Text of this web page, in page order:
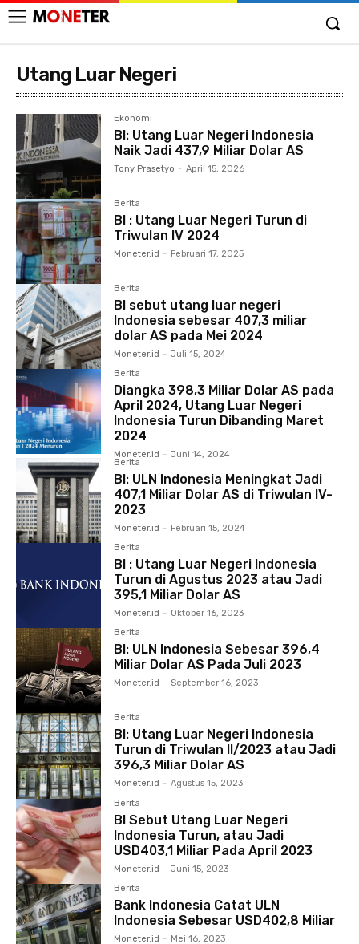
Utang Luar Negeri
Ekonomi
BI: Utang Luar Negeri Indonesia
Naik Jadi 437,9 Miliar Dolar AS
Tony Prasetyo - April 15, 2026
Berita
BI : Utang Luar Negeri Turun di
Triwulan IV 2024
Moneter.id - Februari 17, 2025
Berita
BI sebut utang luar negeri
Indonesia sebesar 407,3 miliar
dolar AS pada Mei 2024
Moneter.id - Juli 15, 2024
Berita
Diangka 398,3 Miliar Dolar AS pada
April 2024, Utang Luar Negeri
Indonesia Turun Dibanding Maret
2024
Moneter.id - Juni 14, 2024
Berita
BI: ULN Indonesia Meningkat Jadi
407,1 Miliar Dolar AS di Triwulan IV-
2023
Moneter.id -
Februari 15, 2024
Berita
BI : Utang Luar Negeri Indonesia
Turun di Agustus 2023 atau Jadi
395,1 Miliar Dolar AS
Moneter.id - Oktober 16, 2023
Berita
BI: ULN Indonesia Sebesar 396,4
Miliar Dolar AS Pada Juli 2023
Moneter.id - September 16, 2023
Berita
BI: Utang Luar Negeri Indonesia
Turun di Triwulan II/2023 atau Jadi
396,3 Miliar Dolar AS
Moneter.id - Agustus 15, 2023
Berita
BI Sebut Utang Luar Negeri
Indonesia Turun, atau Jadi
USD403,1 Miliar Pada April 2023
Moneter.id - Juni 15, 2023
Berita
Bank Indonesia Catat ULN
Indonesia Sebesar USD402,8 Miliar
Moneter.id - Mei 16, 2023